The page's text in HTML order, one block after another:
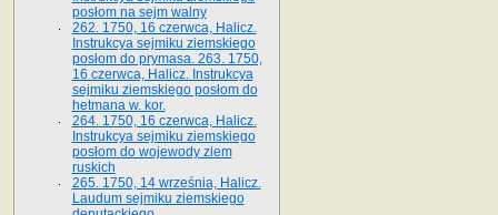
posłom na sejm walny
262. 1750, 16 czerwca, Halicz.
Instrukcya sejmiku ziemskiego
posłom do prymasa. 263. 1750,
16 czerwca, Halicz. Instrukcya
sejmiku ziemskiego posłom do
hetmana w. kor.
264. 1750, 16 czerwca, Halicz.
Instrukcya sejmiku ziemskiego
posłom do wojewody ziem
ruskich
265. 1750, 14 września, Halicz.
Laudum sejmiku ziemskiego